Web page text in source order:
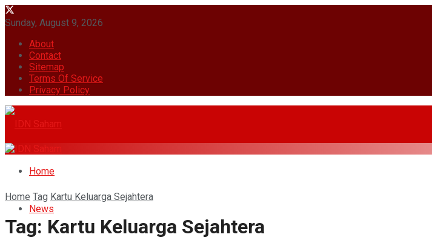
Sunday, August 9, 2026
About
Contact
Sitemap
Terms Of Service
Privacy Policy
Home
News
Home Tag Kartu Keluarga Sejahtera
Tag: Kartu Keluarga Sejahtera